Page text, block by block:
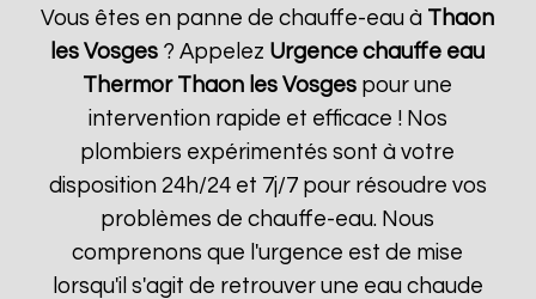
Vous êtes en panne de chauffe-eau à Thaon
les Vosges ? Appelez Urgence chauffe eau
Thermor Thaon les Vosges pour une
intervention rapide et efficace ! Nos
plombiers expérimentés sont à votre
disposition 24h/24 et 7j/7 pour résoudre vos
problèmes de chauffe-eau. Nous
comprenons que l'urgence est de mise
lorsqu'il s'agit de retrouver une eau chaude